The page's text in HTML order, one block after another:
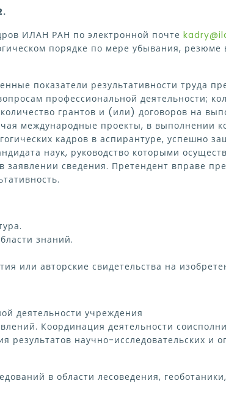
.
ИЛАН РАН по электронной почте
порядке по мере убывания, резюме
показатели результативности труда
профессиональной деятельности;
грантов и (или) договоров на
международные проекты, в выполнении
кадров в аспирантуре, успешно
наук, руководство которыми
сведения. Претендент вправе
знаний.
или авторские свидетельства на
деятельности учреждения
Координация деятельности
научно-исследовательских и
в области лесоведения,